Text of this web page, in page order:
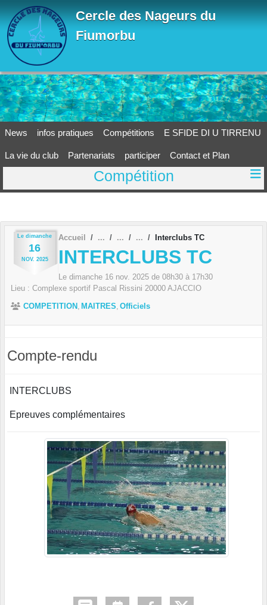
Cercle des Nageurs du
Fiumorbu
News infos pratiques Compétitions E SFIDE DI U TIRRENU
La vie du club Partenariats participer Contact et Plan
Compétition
Le dimanche
16
NOV. 2025
Accueil Interclubs TC
INTERCLUBS TC
Le dimanche 16 nov. 2025 de 08h30 à 17h30
Lieu : Complexe sportif Pascal Rissini 20000 AJACCIO
COMPETITION
MAITRES Officiels
Compte-rendu
INTERCLUBS
Epreuves complémentaires
Panneau de gestion des cookies